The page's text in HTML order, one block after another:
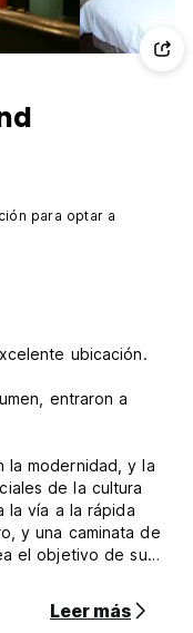
para optar a
ubicación.
entraron a
la modernidad, y la
de la cultura
la vía a la rápida
y una caminata de
el objetivo de su
un escritorio de
Leer más